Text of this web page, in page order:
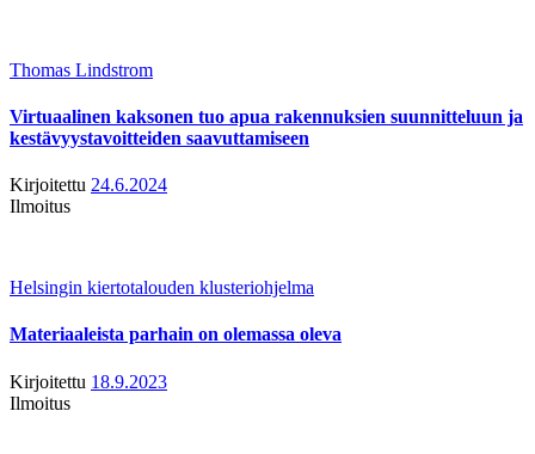
Thomas Lindstrom
Virtuaalinen kaksonen tuo apua rakennuksien suunnitteluun ja
kestävyystavoitteiden saavuttamiseen
Kirjoitettu 24.6.2024
Ilmoitus
Helsingin kiertotalouden klusteriohjelma
Materiaaleista parhain on olemassa oleva
Kirjoitettu 18.9.2023
Ilmoitus